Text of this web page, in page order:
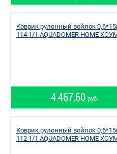
Коврик рулонный войлок
114 1/1 AQUADOMER HOME
4 467,60 руб.
Коврик рулонный войлок
112 1/1 AQUADOMER HOME